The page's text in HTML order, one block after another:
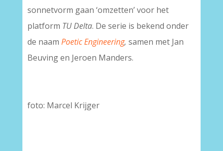
sonnetvorm gaan ‘omzetten’ voor het
platform TU Delta. De serie is bekend onder
de naam Poetic Engineering, samen met Jan
Beuving en Jeroen Manders.
foto: Marcel Krijger